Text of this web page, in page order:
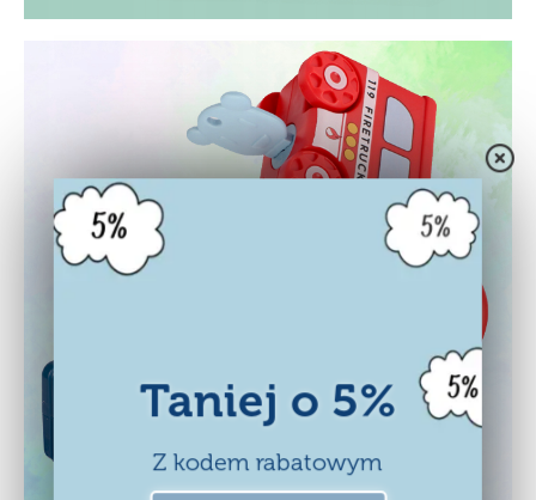
Taniej o 5%
Z kodem rabatowym